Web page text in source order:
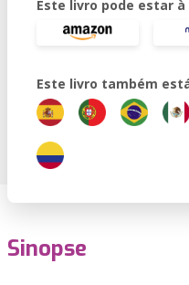
Este livro pode estar à
Este livro também
Sinopse